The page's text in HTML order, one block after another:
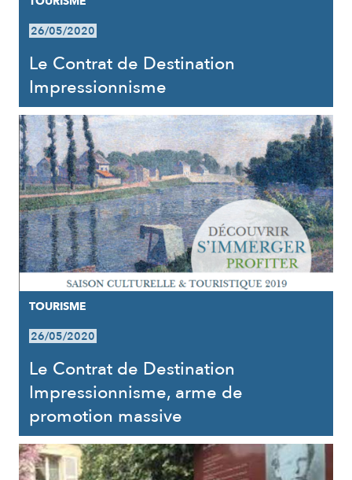
26/05/2020
Le Contrat de Destination
Impressionnisme
TOURISME
26/05/2020
Le Contrat de Destination
Impressionnisme, arme de
promotion massive